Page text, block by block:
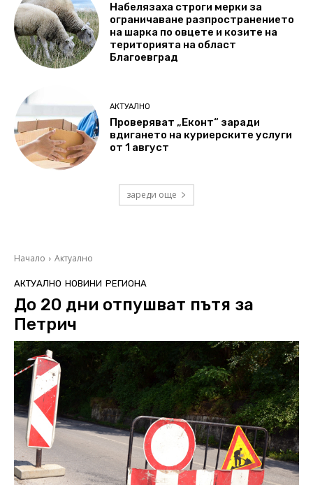
Набелязаха строги мерки за
ограничаване разпространението
на шарка по овцете и козите на
територията на област
Благоевград
АКТУАЛНО
Проверяват „Еконт“ заради
вдигането на куриерските услуги
от 1 август
зареди още